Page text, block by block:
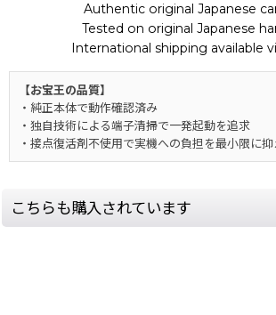
Authentic original Japanese
Tested on original Japanese
International shipping available
【お宝王の品質】
・純正本体で動作確認済み
・独自技術による端子清掃で一発起動を追求
・接点復活剤不使用で実機への負担を最小限に
こちらも購入されています